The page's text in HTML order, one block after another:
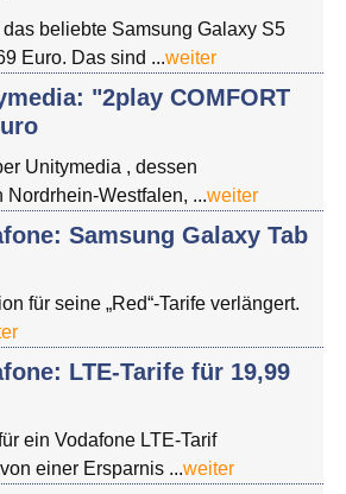
beliebte Samsung Galaxy S5
Euro. Das sind ...weiter
"2play COMFORT
Unitymedia , dessen
Westfalen, ...weiter
Samsung Galaxy Tab
für seine „Red“-Tarife verlängert.
LTE-Tarife für 19,99
ein Vodafone LTE-Tarif
einer Ersparnis ...weiter